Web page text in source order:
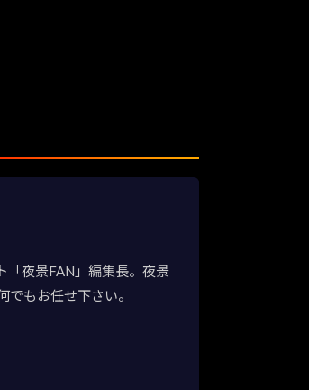
「夜景FAN」編集長。夜景
もお任せ下さい。